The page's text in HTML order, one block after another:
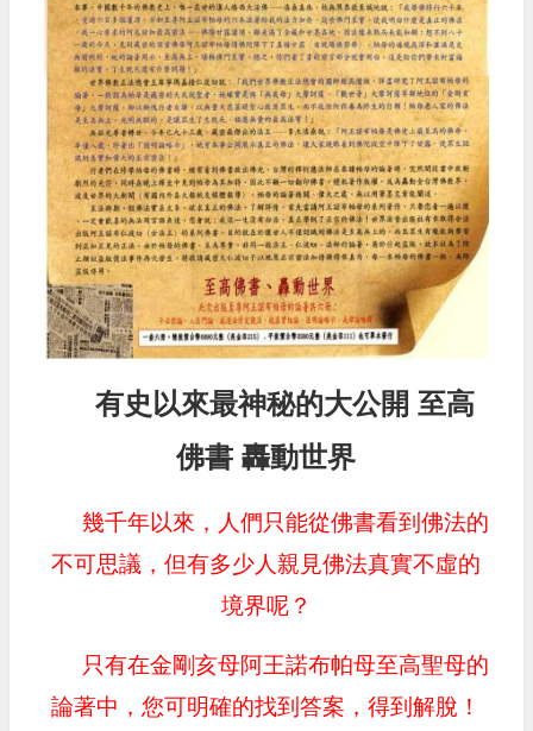
有史以來最神秘的大公開 至高
佛書 轟動世界
幾千年以來，人們只能從佛書看到佛法的
不可思議，但有多少人親見佛法真實不虛的
境界呢？
只有在金剛亥母阿王諾布帕母至高聖母的
論著中，您可明確的找到答案，得到解脫！